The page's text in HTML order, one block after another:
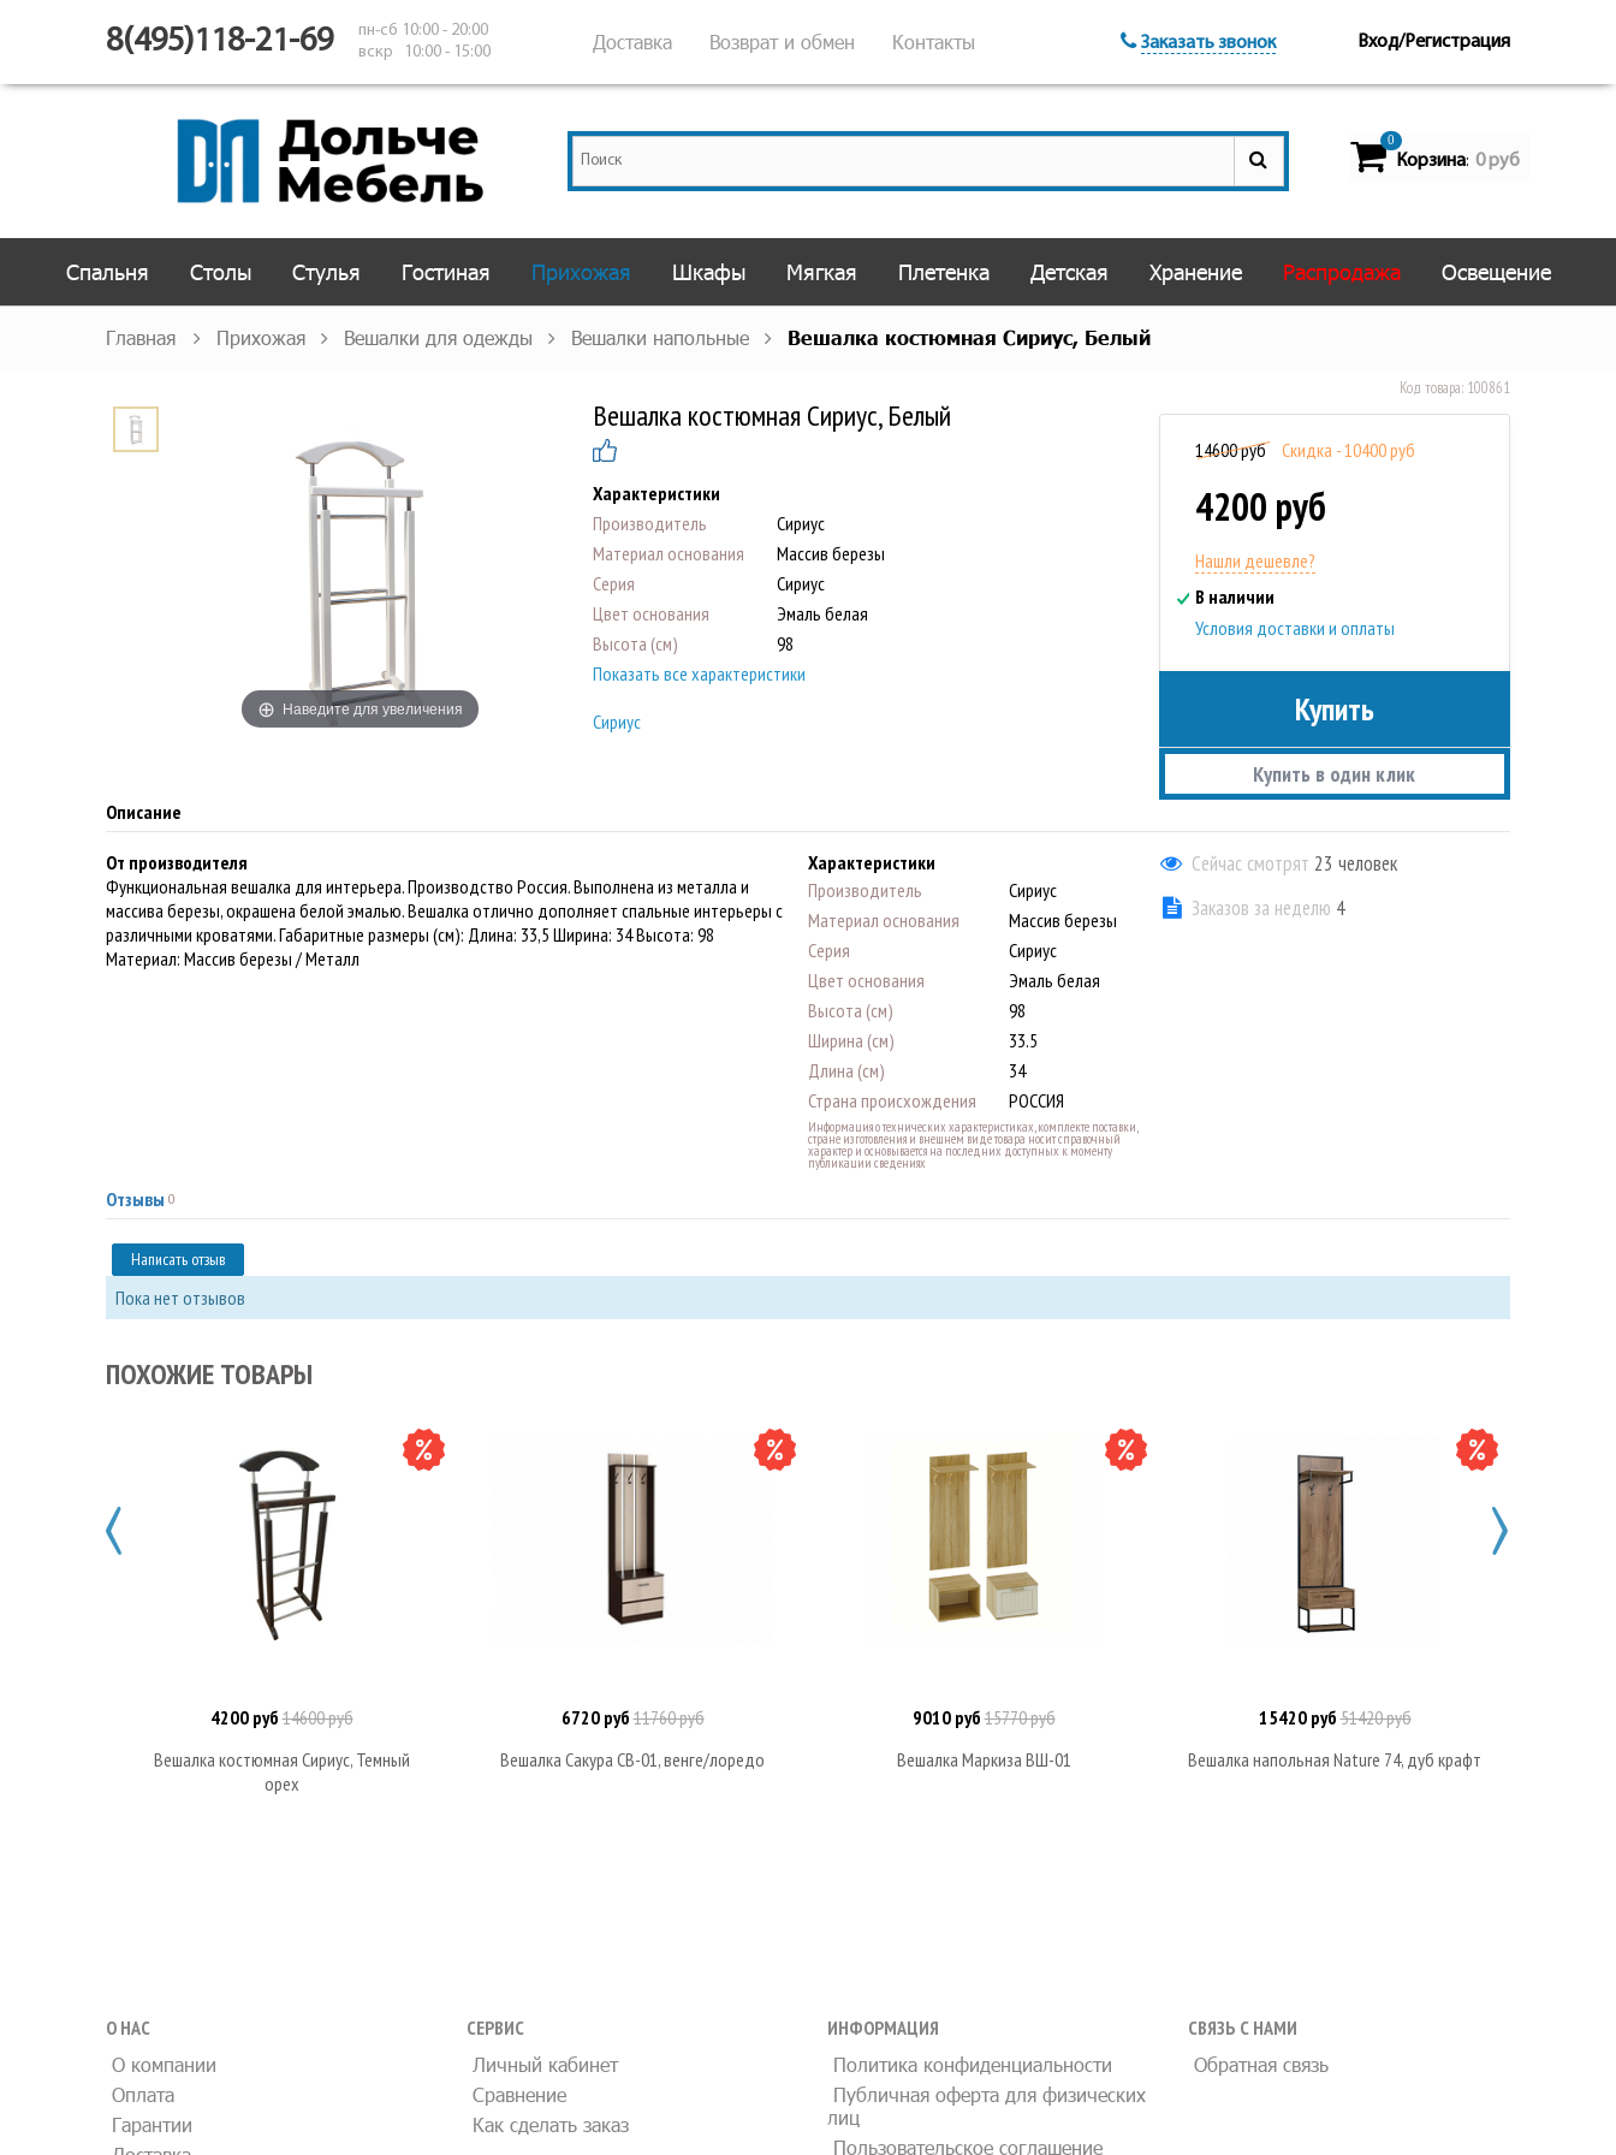
8(495)118-21-69
пн-сб 10:00 - 20:00
вскр 10:00 - 15:00
Доставка Возврат и обмен Контакты Заказать звонок Вход/Регистрация
0
Корзина: 0 руб
Спальня Столы Стулья Гостиная Прихожая Шкафы Мягкая Плетенка Детская Хранение Распродажа Освещение
Главная Прихожая Вешалки для одежды Вешалки напольные Вешалка костюмная Сириус, Белый
Наведите для увеличения
Вешалка костюмная Сириус, Белый
Характеристики
Производитель
Сириус
Материал основания
Массив березы
Серия
Сириус
Цвет основания
Эмаль белая
Высота (см)
98
Показать все характеристики
Сириус
Код товара: 100861
14600 руб Скидка - 10400 руб
4200 руб
Нашли дешевле?
В наличии
Условия доставки и оплаты
Купить
Купить в один клик
Описание
От производителя
Функциональная вешалка для интерьера. Производство Россия. Выполнена из металла и
массива березы, окрашена белой эмалью. Вешалка отлично дополняет спальные интерьеры с
различными кроватями. Габаритные размеры (см): Длина: 33,5 Ширина: 34 Высота: 98
Материал: Массив березы / Металл
Характеристики
Производитель
Сириус
Материал основания
Массив березы
Серия
Сириус
Цвет основания
Эмаль белая
Высота (см)
98
Ширина (см)
33.5
Длина (см)
34
Страна происхождения
РОССИЯ
Информация о технических характеристиках, комплекте поставки,
стране изготовления и внешнем виде товара носит справочный
характер и основывается на последних доступных к моменту
публикации сведениях
Сейчас смотрят 23 человек
Заказов за неделю 4
Отзывы 0
Написать отзыв
Пока нет отзывов
ПОХОЖИЕ ТОВАРЫ
В корзину
4200 руб14600 руб
Вешалка костюмная Сириус, Темный
орех
Под заказ
6720 руб11760 руб
Вешалка Сакура СВ-01, венге/лоредо
Под заказ
9010 руб15770 руб
Вешалка Маркиза ВШ-01
Под заказ
15420 руб51420 руб
Вешалка напольная Nature 74, дуб крафт
О НАС
О компании
Оплата
Гарантии
СЕРВИС
Личный кабинет
Сравнение
Как сделать заказ
ИНФОРМАЦИЯ
Политика конфиденциальности
Публичная оферта для физических
лиц
Пользовательское соглашение
СВЯЗЬ С НАМИ
Обратная связь